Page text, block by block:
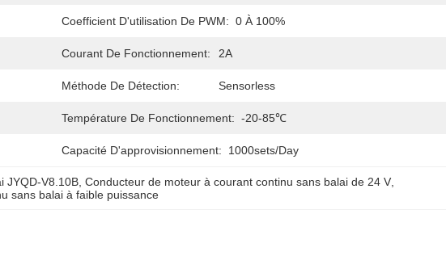
Coefficient D'utilisation De PWM: 0 À 100%
Courant De Fonctionnement: 2A
Méthode De Détection: Sensorless
Température De Fonctionnement: -20-85℃
Capacité D'approvisionnement: 1000sets/day
JYQD-V8.10B , Conducteur de moteur à courant continu sans balai de 24 V
sans balai à faible puissance